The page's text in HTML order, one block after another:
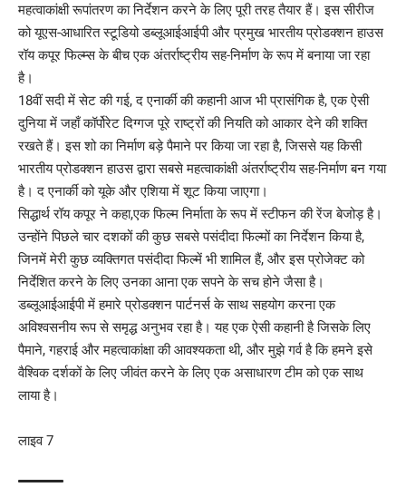
महत्वाकांक्षी रूपांतरण का निर्देशन करने के लिए पूरी तरह तैयार हैं। इस सीरीज
को यूएस-आधारित स्टूडियो डब्लूआईआईपी और प्रमुख भारतीय प्रोडक्शन हाउस
रॉय कपूर फिल्म्स के बीच एक अंतर्राष्ट्रीय सह-निर्माण के रूप में बनाया जा रहा
है।
18वीं सदी में सेट की गई, द एनार्की की कहानी आज भी प्रासंगिक है, एक ऐसी
दुनिया में जहाँ कॉर्पोरेट दिग्गज पूरे राष्ट्रों की नियति को आकार देने की शक्ति
रखते हैं। इस शो का निर्माण बड़े पैमाने पर किया जा रहा है, जिससे यह किसी
भारतीय प्रोडक्शन हाउस द्वारा सबसे महत्वाकांक्षी अंतर्राष्ट्रीय सह-निर्माण बन गया
है। द एनार्की को यूके और एशिया में शूट किया जाएगा।
सिद्धार्थ रॉय कपूर ने कहा,एक फिल्म निर्माता के रूप में स्टीफन की रेंज बेजोड़ है।
उन्होंने पिछले चार दशकों की कुछ सबसे पसंदीदा फिल्मों का निर्देशन किया है,
जिनमें मेरी कुछ व्यक्तिगत पसंदीदा फिल्में भी शामिल हैं, और इस प्रोजेक्ट को
निर्देशित करने के लिए उनका आना एक सपने के सच होने जैसा है।
डब्लूआईआईपी में हमारे प्रोडक्शन पार्टनर्स के साथ सहयोग करना एक
अविश्वसनीय रूप से समृद्ध अनुभव रहा है। यह एक ऐसी कहानी है जिसके लिए
पैमाने, गहराई और महत्वाकांक्षा की आवश्यकता थी, और मुझे गर्व है कि हमने इसे
वैश्विक दर्शकों के लिए जीवंत करने के लिए एक असाधारण टीम को एक साथ
लाया है।
लाइव 7